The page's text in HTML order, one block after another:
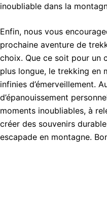
inoubliable dans la
Enfin, nous vous
prochaine aventure de
choix. Que ce soit pour un
plus longue, le trekking en
infinies d’émerveillement.
d’épanouissement
moments inoubliables, à
créer des souvenirs
escapade en montagne.